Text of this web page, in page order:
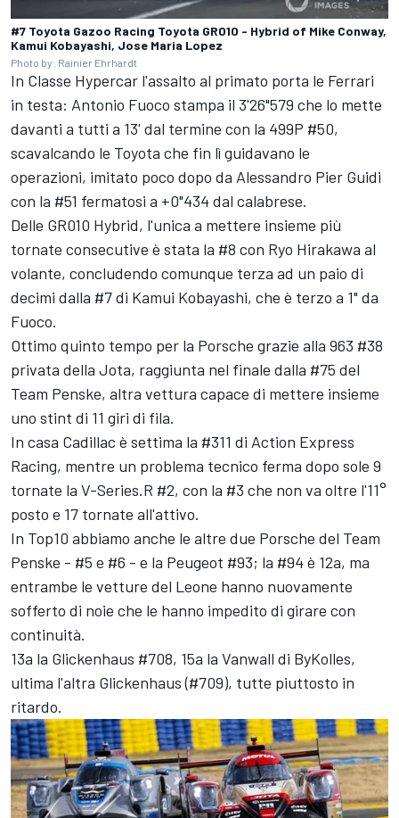
#7 Toyota Gazoo Racing Toyota GR010 - Hybrid of Mike Conway,
Kamui Kobayashi, Jose Maria Lopez
Photo by: Rainier Ehrhardt
In Classe Hypercar l'assalto al primato porta le Ferrari
in testa: Antonio Fuoco stampa il 3'26"579 che lo mette
davanti a tutti a 13' dal termine con la 499P #50,
scavalcando le Toyota che fin lì guidavano le
operazioni, imitato poco dopo da Alessandro Pier Guidi
con la #51 fermatosi a +0"434 dal calabrese.
Delle GR010 Hybrid, l'unica a mettere insieme più
tornate consecutive è stata la #8 con Ryo Hirakawa al
volante, concludendo comunque terza ad un paio di
decimi dalla #7 di Kamui Kobayashi, che è terzo a 1" da
Fuoco.
Ottimo quinto tempo per la Porsche grazie alla 963 #38
privata della Jota, raggiunta nel finale dalla #75 del
Team Penske, altra vettura capace di mettere insieme
uno stint di 11 giri di fila.
In casa Cadillac è settima la #311 di Action Express
Racing, mentre un problema tecnico ferma dopo sole 9
tornate la V-Series.R #2, con la #3 che non va oltre l'11°
posto e 17 tornate all'attivo.
In Top10 abbiamo anche le altre due Porsche del Team
Penske - #5 e #6 - e la Peugeot #93; la #94 è 12a, ma
entrambe le vetture del Leone hanno nuovamente
sofferto di noie che le hanno impedito di girare con
continuità.
13a la Glickenhaus #708, 15a la Vanwall di ByKolles,
ultima l'altra Glickenhaus (#709), tutte piuttosto in
ritardo.